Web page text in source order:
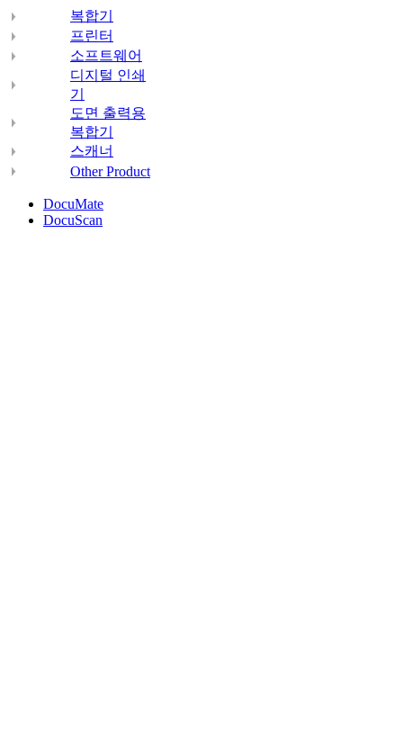
복합기
프린터
소프트웨어
디지털 인쇄
기
도면 출력용
복합기
스캐너
Other Product
DocuMate
DocuScan